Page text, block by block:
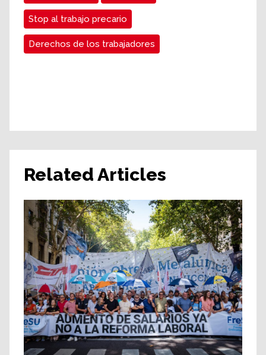
Stop al trabajo precario
Derechos de los trabajadores
Related Articles